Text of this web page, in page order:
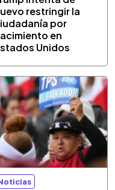
restringir la
por
en
Unidos